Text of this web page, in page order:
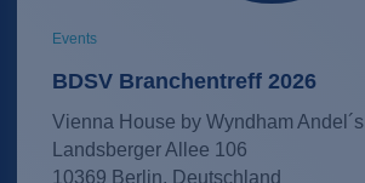
Events
BDSV Branchentreff 2026
Vienna House by Wyndham Andel´s
Landsberger Allee 106
10369 Berlin, Deutschland